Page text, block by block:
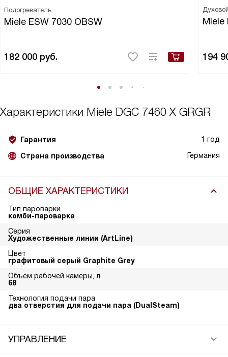
Подогреватель
Miele ESW 7030 OBSW
182 000 руб.
Miele
194
Характеристики Miele DGC 7460 X GRGR
Гарантия 1 год
Страна производства Германия
ОБЩИЕ ХАРАКТЕРИСТИКИ
Тип пароварки
комби-пароварка
Серия
Художественные линии (ArtLine)
Цвет
графитовый серый Graphite Grey
Объем рабочей камеры, л
68
Технология подачи пара
два отверстия для подачи пара (DualSteam)
УПРАВЛЕНИЕ